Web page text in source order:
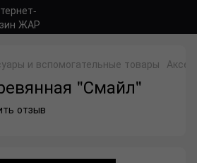
и вспомогательные товары
"Смайл"
отзыв